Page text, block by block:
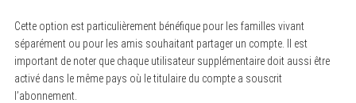
Cette option est particulièrement bénéfique pour les familles vivant
séparément ou pour les amis souhaitant partager un compte. Il est
important de noter que chaque utilisateur supplémentaire doit aussi être
activé dans le même pays où le titulaire du compte a souscrit
l’abonnement.